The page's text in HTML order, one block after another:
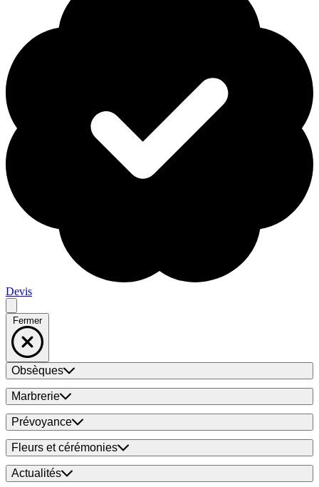
Devis
Fermer
Obsèques
Marbrerie
Prévoyance
Fleurs et cérémonies
Actualités